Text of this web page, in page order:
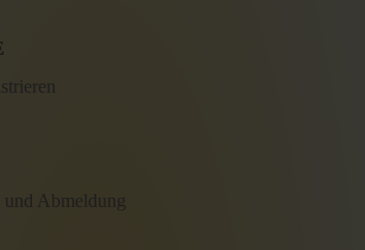
Abmeldung